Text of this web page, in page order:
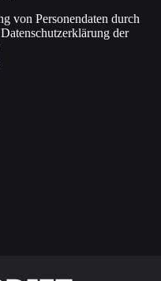
von Personendaten durch
der